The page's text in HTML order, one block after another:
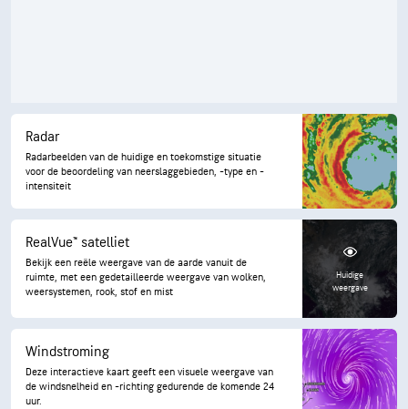
Radar
Radarbeelden van de huidige en toekomstige situatie
voor de beoordeling van neerslaggebieden, -type en -
intensiteit
RealVue™ satelliet
Bekijk een reële weergave van de aarde vanuit de
ruimte, met een gedetailleerde weergave van wolken,
weersystemen, rook, stof en mist
Huidige
weergave
Windstroming
Deze interactieve kaart geeft een visuele weergave van
de windsnelheid en -richting gedurende de komende 24
uur.